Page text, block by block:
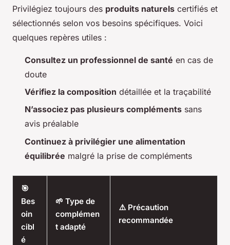
Privilégiez toujours des produits naturels certifiés et
sélectionnés selon vos besoins spécifiques. Voici
quelques repères utiles :
Consultez un professionnel de santé en cas de
doute
Vérifiez la composition détaillée et la traçabilité
N’associez pas plusieurs compléments sans
avis préalable
Continuez à privilégier une alimentation
équilibrée malgré la prise de compléments
🎯
Bes
oin
cibl
é
🌱 Type de
complémen
t adapté
⚠️ Précaution
recommandée